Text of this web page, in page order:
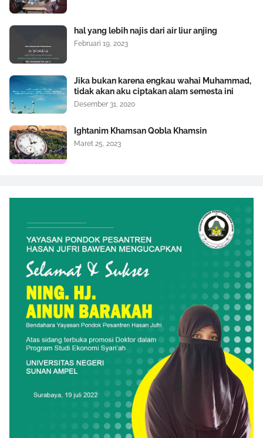
hal yang lebih najis dari air liur anjing
Februari 19, 2023
Jika bukan karena engkau wahai Muhammad,
tidak akan aku ciptakan alam semesta ini
Desember 31, 2020
Ightanim Khamsan Qobla Khamsin
Maret 25, 2023